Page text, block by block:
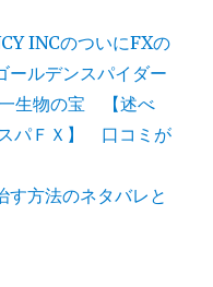
INCのついにFXの
ールデンスパイダー
生物の宝 【述べ
パＦＸ】 口コミが
す方法のネタバレと